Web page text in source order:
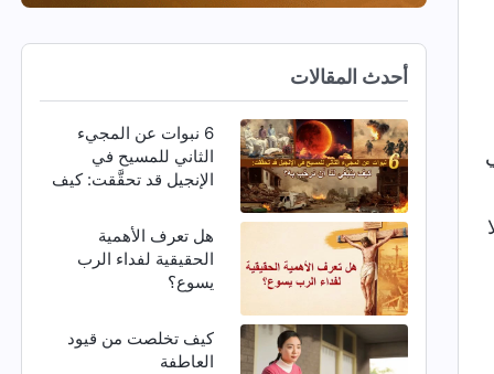
أحدث المقالات
6 نبوات عن المجيء
الثاني للمسيح في
الإنجيل قد تحقَّقت: كيف
هل تعرف الأهمية
الحقيقية لفداء الرب
يسوع؟
كيف تخلصت من قيود
العاطفة